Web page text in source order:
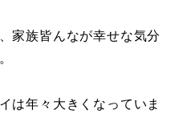
家族皆んなが幸せな気分
は年々大きくなっていま